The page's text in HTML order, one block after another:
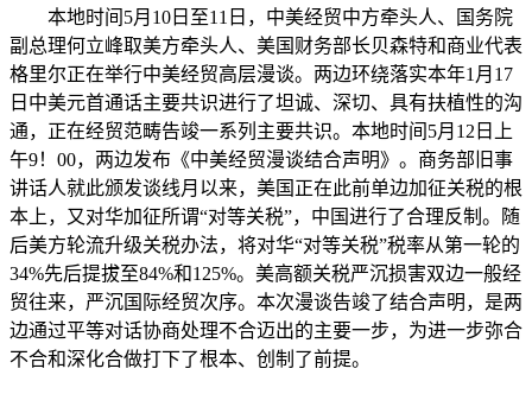
本地时间5月10日至11日，中美经贸中方牵头人、国务院
副总理何立峰取美方牵头人、美国财务部长贝森特和商业代表
格里尔正在举行中美经贸高层漫谈。两边环绕落实本年1月17
日中美元首通话主要共识进行了坦诚、深切、具有扶植性的沟
通，正在经贸范畴告竣一系列主要共识。本地时间5月12日上
午9！00，两边发布《中美经贸漫谈结合声明》。商务部旧事
讲话人就此颁发谈线月以来，美国正在此前单边加征关税的根
本上，又对华加征所谓“对等关税”，中国进行了合理反制。随
后美方轮流升级关税办法，将对华“对等关税”税率从第一轮的
34%先后提拔至84%和125%。美高额关税严沉损害双边一般经
贸往来，严沉国际经贸次序。本次漫谈告竣了结合声明，是两
边通过平等对话协商处理不合迈出的主要一步，为进一步弥合
不合和深化合做打下了根本、创制了前提。